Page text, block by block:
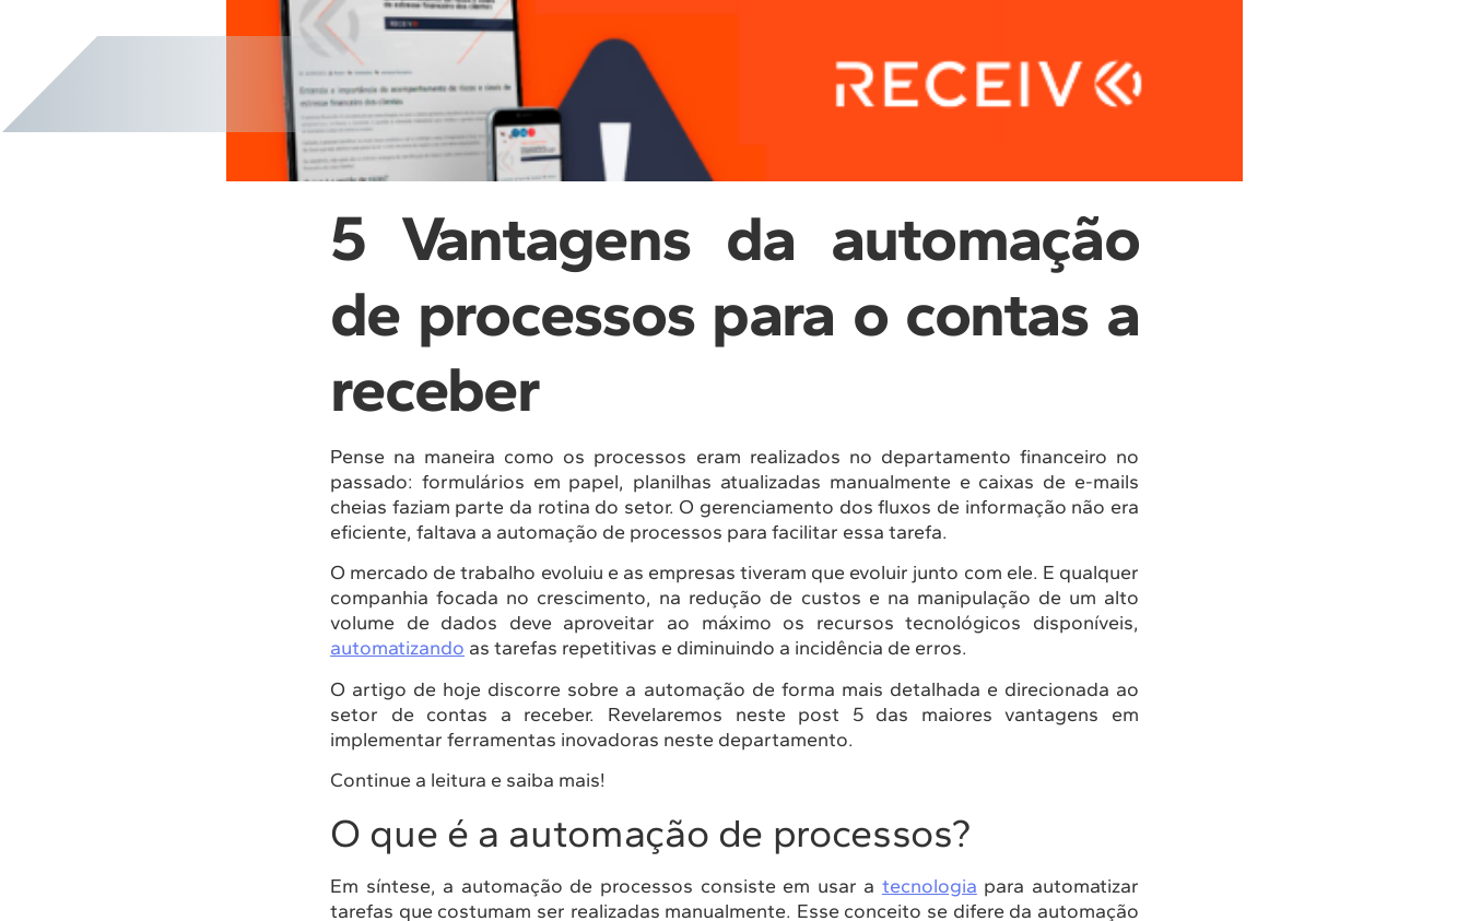
5 Vantagens da automação
de processos para o contas a
receber
Pense na maneira como os processos eram realizados no departamento financeiro no
passado: formulários em papel, planilhas atualizadas manualmente e caixas de e-mails
cheias faziam parte da rotina do setor. O gerenciamento dos fluxos de informação não era
eficiente, faltava a automação de processos para facilitar essa tarefa.
O mercado de trabalho evoluiu e as empresas tiveram que evoluir junto com ele. E qualquer
companhia focada no crescimento, na redução de custos e na manipulação de um alto
volume de dados deve aproveitar ao máximo os recursos tecnológicos disponíveis,
automatizando as tarefas repetitivas e diminuindo a incidência de erros.
O artigo de hoje discorre sobre a automação de forma mais detalhada e direcionada ao
setor de contas a receber. Revelaremos neste post 5 das maiores vantagens em
implementar ferramentas inovadoras neste departamento.
Continue a leitura e saiba mais!
O que é a automação de processos?
Em síntese, a automação de processos consiste em usar a tecnologia para automatizar
tarefas que costumam ser realizadas manualmente. Esse conceito se difere da automação